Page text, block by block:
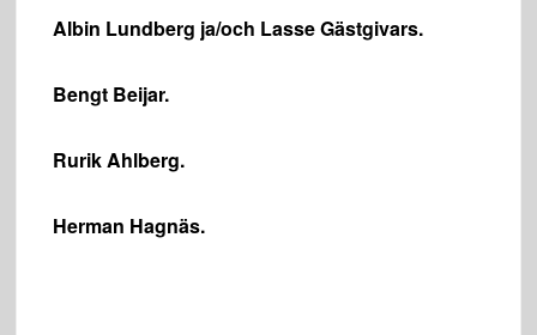
Albin Lundberg ja/och Lasse Gästgivars.
Bengt Beijar.
Rurik Ahlberg.
Herman Hagnäs.